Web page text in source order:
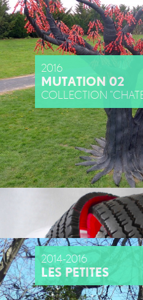
2016
MUTATION 02
COLLECTION
2014-2016
LES PETITES